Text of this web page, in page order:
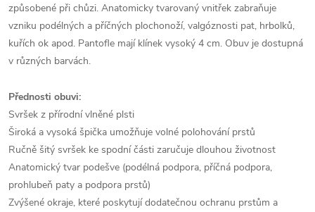
způsobené při chůzi. Anatomicky tvarovaný vnitřek zabraňuje
vzniku podélných a příčných plochonoží, valgóznosti pat, hrbolků,
kuřích ok apod. Pantofle mají klínek vysoký 4 cm. Obuv je dostupná
v různých barvách.
Přednosti obuvi:
Svršek z přírodní vlněné plsti
Široká a vysoká špička umožňuje volné polohování prstů
Ručně šitý svršek ke spodní části zaručuje dlouhou životnost
Anatomický tvar podešve (podélná podpora, příčná podpora,
prohlubeň paty a podpora prstů)
Zvýšené okraje, které poskytují dodatečnou ochranu prstům a